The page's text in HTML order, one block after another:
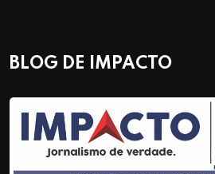
BLOG DE IMPACTO